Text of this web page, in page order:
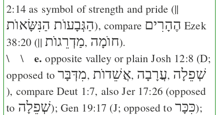
2:14as symbol of strength and pride (||
הַגְּבָעוֺת הַנִּשָּׂאוֺת), compare הֶהָרִים Ezek
38:20 (|| מַדְרֵגוֺת, חוֺמָה).
\ \ e. opposite valley or plainJosh 12:8 (D;
opposed toמִדְּבָּר, אֲשֵׁדוֺת, עֲרָבָה, שְׁפֵלָה
), compareDeut 1:7, alsoJer 17:26(opposed
to שְׁפֵלָה); Gen 19:17 (J; opposed to כִּכָּר);